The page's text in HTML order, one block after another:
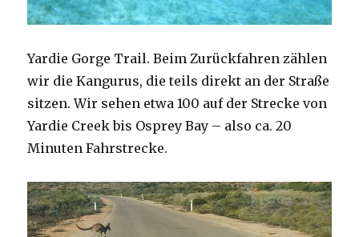
Yardie Gorge Trail. Beim Zurückfahren zählen
wir die Kangurus, die teils direkt an der Straße
sitzen. Wir sehen etwa 100 auf der Strecke von
Yardie Creek bis Osprey Bay – also ca. 20
Minuten Fahrstrecke.